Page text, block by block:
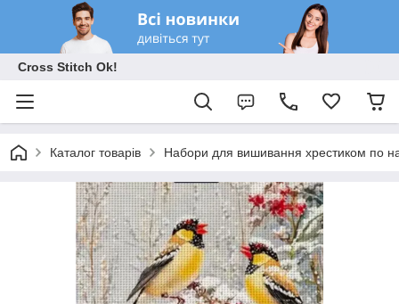
Cross Stitch Ok!
Каталог товарів Набори для вишивання хрестиком по